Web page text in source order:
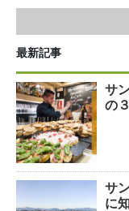
最新記事
サ
の
サ
に